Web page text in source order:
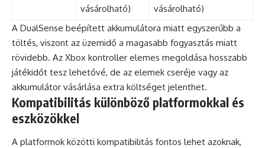
vásárolható)
vásárolható)
A DualSense beépített akkumulátora miatt egyszerűbb a
töltés, viszont az üzemidő a magasabb fogyasztás miatt
rövidebb. Az Xbox kontroller elemes megoldása hosszabb
játékidőt tesz lehetővé, de az elemek cseréje vagy az
akkumulátor vásárlása extra költséget jelenthet.
Kompatibilitás különböző platformokkal és
eszközökkel
A platformok közötti kompatibilitás fontos lehet azoknak,